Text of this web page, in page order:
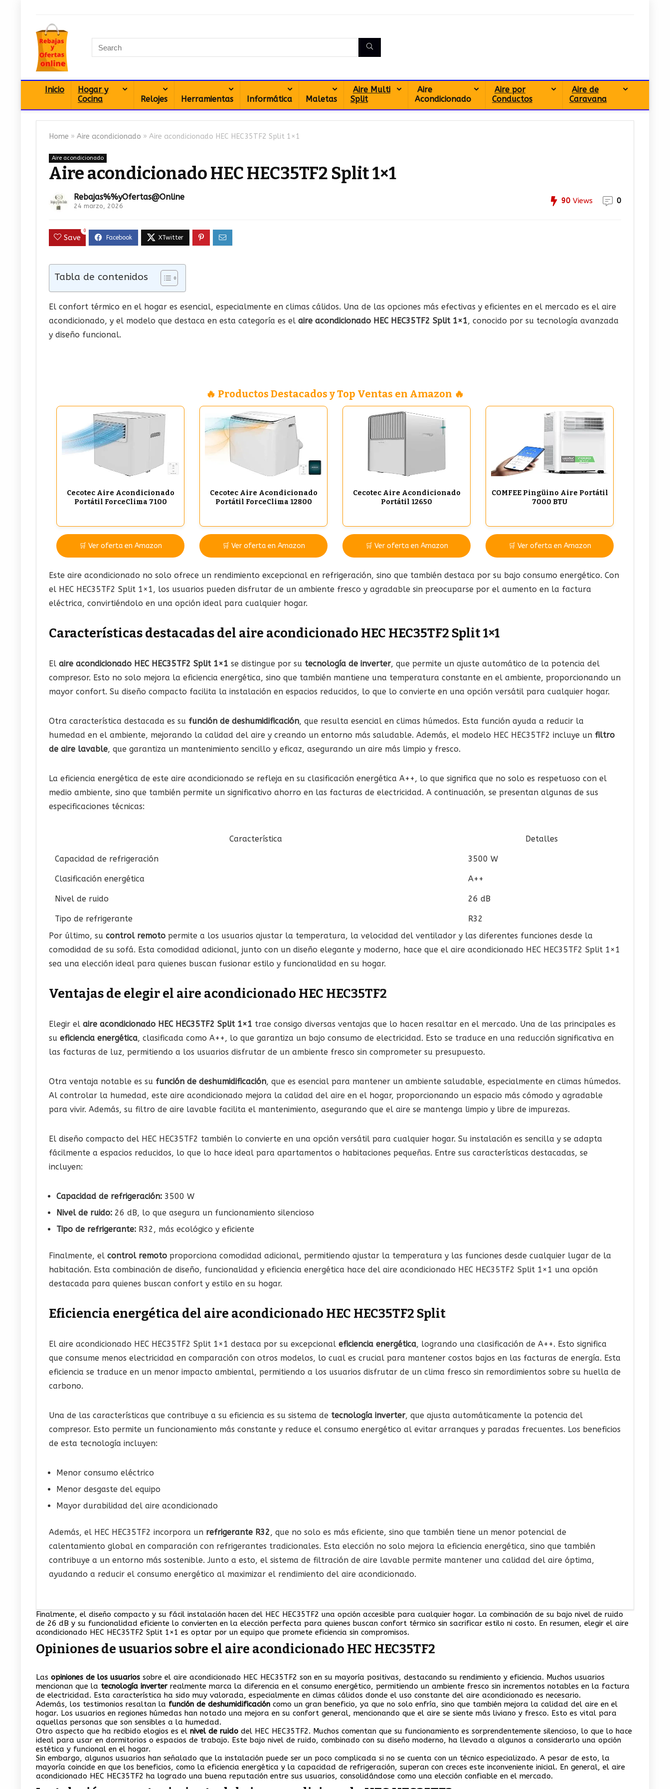
Inicio
Hogar y
Cocina
Relojes Herramientas Informática Maletas
Aire Multi
Split
Aire
Acondicionado
Aire por
Conductos
Aire de
Caravana
Home » Aire acondicionado » Aire acondicionado HEC HEC35TF2 Split 1×1
Aire acondicionado
Aire acondicionado HEC HEC35TF2 Split 1×1
Rebajas%%yOfertas@Online
24 marzo, 2026
90 Views 0
Save
0
Tabla de contenidos
El confort térmico en el hogar es esencial, especialmente en climas cálidos. Una de las opciones más efectivas y eficientes en el mercado es el aire
acondicionado, y el modelo que destaca en esta categoría es el aire acondicionado HEC HEC35TF2 Split 1×1, conocido por su tecnología avanzada
y diseño funcional.
🔥 Productos Destacados y Top Ventas en Amazon 🔥
Cecotec Aire Acondicionado
Portátil ForceClima 7100
🛒 Ver oferta en Amazon
Cecotec Aire Acondicionado
Portátil ForceClima 12800
🛒 Ver oferta en Amazon
Cecotec Aire Acondicionado
Portátil 12650
🛒 Ver oferta en Amazon
COMFEE Pingüino Aire Portátil
7000 BTU
🛒 Ver oferta en Amazon
Este aire acondicionado no solo ofrece un rendimiento excepcional en refrigeración, sino que también destaca por su bajo consumo energético. Con
el HEC HEC35TF2 Split 1×1, los usuarios pueden disfrutar de un ambiente fresco y agradable sin preocuparse por el aumento en la factura
eléctrica, convirtiéndolo en una opción ideal para cualquier hogar.
Características destacadas del aire acondicionado HEC HEC35TF2 Split 1×1
El aire acondicionado HEC HEC35TF2 Split 1×1 se distingue por su tecnología de inverter, que permite un ajuste automático de la potencia del
compresor. Esto no solo mejora la eficiencia energética, sino que también mantiene una temperatura constante en el ambiente, proporcionando un
mayor confort. Su diseño compacto facilita la instalación en espacios reducidos, lo que lo convierte en una opción versátil para cualquier hogar.
Otra característica destacada es su función de deshumidificación, que resulta esencial en climas húmedos. Esta función ayuda a reducir la
humedad en el ambiente, mejorando la calidad del aire y creando un entorno más saludable. Además, el modelo HEC HEC35TF2 incluye un filtro
de aire lavable, que garantiza un mantenimiento sencillo y eficaz, asegurando un aire más limpio y fresco.
La eficiencia energética de este aire acondicionado se refleja en su clasificación energética A++, lo que significa que no solo es respetuoso con el
medio ambiente, sino que también permite un significativo ahorro en las facturas de electricidad. A continuación, se presentan algunas de sus
especificaciones técnicas:
Característica Detalles
Capacidad de refrigeración 3500 W
Clasificación energética A++
Nivel de ruido 26 dB
Tipo de refrigerante
R32
Por último, su control remoto permite a los usuarios ajustar la temperatura, la velocidad del ventilador y las diferentes funciones desde la
comodidad de su sofá. Esta comodidad adicional, junto con un diseño elegante y moderno, hace que el aire acondicionado HEC HEC35TF2 Split 1×1
sea una elección ideal para quienes buscan fusionar estilo y funcionalidad en su hogar.
Ventajas de elegir el aire acondicionado HEC HEC35TF2
Elegir el aire acondicionado HEC HEC35TF2 Split 1×1 trae consigo diversas ventajas que lo hacen resaltar en el mercado. Una de las principales es
su eficiencia energética, clasificada como A++, lo que garantiza un bajo consumo de electricidad. Esto se traduce en una reducción significativa en
las facturas de luz, permitiendo a los usuarios disfrutar de un ambiente fresco sin comprometer su presupuesto.
Otra ventaja notable es su función de deshumidificación, que es esencial para mantener un ambiente saludable, especialmente en climas húmedos.
Al controlar la humedad, este aire acondicionado mejora la calidad del aire en el hogar, proporcionando un espacio más cómodo y agradable
para vivir. Además, su filtro de aire lavable facilita el mantenimiento, asegurando que el aire se mantenga limpio y libre de impurezas.
El diseño compacto del HEC HEC35TF2 también lo convierte en una opción versátil para cualquier hogar. Su instalación es sencilla y se adapta
fácilmente a espacios reducidos, lo que lo hace ideal para apartamentos o habitaciones pequeñas. Entre sus características destacadas, se
incluyen:
Capacidad de refrigeración: 3500 W
Nivel de ruido: 26 dB, lo que asegura un funcionamiento silencioso
Tipo de refrigerante: R32, más ecológico y eficiente
Finalmente, el control remoto proporciona comodidad adicional, permitiendo ajustar la temperatura y las funciones desde cualquier lugar de la
habitación. Esta combinación de diseño, funcionalidad y eficiencia energética hace del aire acondicionado HEC HEC35TF2 Split 1×1 una opción
destacada para quienes buscan confort y estilo en su hogar.
Eficiencia energética del aire acondicionado HEC HEC35TF2 Split
El aire acondicionado HEC HEC35TF2 Split 1×1 destaca por su excepcional eficiencia energética, logrando una clasificación de A++. Esto significa
que consume menos electricidad en comparación con otros modelos, lo cual es crucial para mantener costos bajos en las facturas de energía. Esta
eficiencia se traduce en un menor impacto ambiental, permitiendo a los usuarios disfrutar de un clima fresco sin remordimientos sobre su huella de
carbono.
Una de las características que contribuye a su eficiencia es su sistema de tecnología inverter, que ajusta automáticamente la potencia del
compresor. Esto permite un funcionamiento más constante y reduce el consumo energético al evitar arranques y paradas frecuentes. Los beneficios
de esta tecnología incluyen:
Menor consumo eléctrico
Menor desgaste del equipo
Mayor durabilidad del aire acondicionado
Además, el HEC HEC35TF2 incorpora un refrigerante R32, que no solo es más eficiente, sino que también tiene un menor potencial de
calentamiento global en comparación con refrigerantes tradicionales. Esta elección no solo mejora la eficiencia energética, sino que también
contribuye a un entorno más sostenible. Junto a esto, el sistema de filtración de aire lavable permite mantener una calidad del aire óptima,
ayudando a reducir el consumo energético al maximizar el rendimiento del aire acondicionado.
Finalmente, el diseño compacto y su fácil instalación hacen del HEC HEC35TF2 una opción accesible para cualquier hogar. La combinación de su bajo nivel de ruido
de 26 dB y su funcionalidad eficiente lo convierten en la elección perfecta para quienes buscan confort térmico sin sacrificar estilo ni costo. En resumen, elegir el aire
acondicionado HEC HEC35TF2 Split 1×1 es optar por un equipo que promete eficiencia sin compromisos.
Opiniones de usuarios sobre el aire acondicionado HEC HEC35TF2
Las opiniones de los usuarios sobre el aire acondicionado HEC HEC35TF2 son en su mayoría positivas, destacando su rendimiento y eficiencia. Muchos usuarios
mencionan que la tecnología inverter realmente marca la diferencia en el consumo energético, permitiendo un ambiente fresco sin incrementos notables en la factura
de electricidad. Esta característica ha sido muy valorada, especialmente en climas cálidos donde el uso constante del aire acondicionado es necesario.
Además, los testimonios resaltan la función de deshumidificación como un gran beneficio, ya que no solo enfría, sino que también mejora la calidad del aire en el
hogar. Los usuarios en regiones húmedas han notado una mejora en su confort general, mencionando que el aire se siente más liviano y fresco. Esto es vital para
aquellas personas que son sensibles a la humedad.
Otro aspecto que ha recibido elogios es el nivel de ruido del HEC HEC35TF2. Muchos comentan que su funcionamiento es sorprendentemente silencioso, lo que lo hace
ideal para usar en dormitorios o espacios de trabajo. Este bajo nivel de ruido, combinado con su diseño moderno, ha llevado a algunos a considerarlo una opción
estética y funcional en el hogar.
Sin embargo, algunos usuarios han señalado que la instalación puede ser un poco complicada si no se cuenta con un técnico especializado. A pesar de esto, la
mayoría coincide en que los beneficios, como la eficiencia energética y la capacidad de refrigeración, superan con creces este inconveniente inicial. En general, el aire
acondicionado HEC HEC35TF2 ha logrado una buena reputación entre sus usuarios, consolidándose como una elección confiable en el mercado.